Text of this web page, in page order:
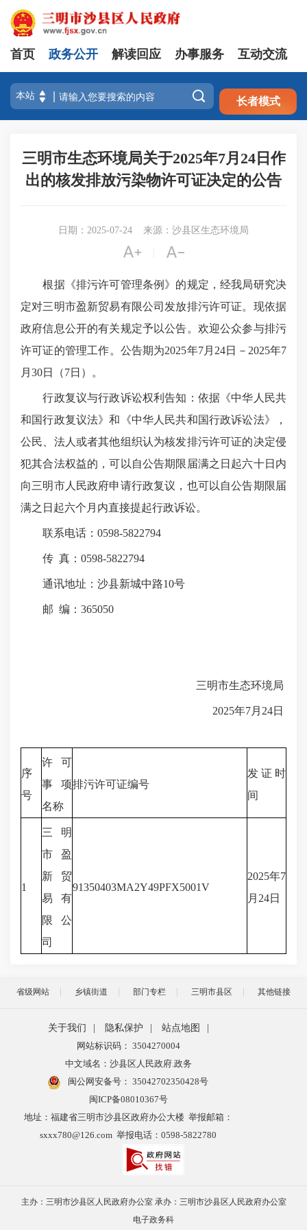
注册 登录
首页 政务公开 解读回应 办事服务 互动交流
 长者模式
三明市生态环境局关于2025年7月24日作
出的核发排放污染物许可证决定的公告
日期：2025-07-24 来源：沙县区生态环境局
 
根据《排污许可管理条例》的规定，经我局研究决
定对三明市盈新贸易有限公司发放排污许可证。现依据
政府信息公开的有关规定予以公告。欢迎公众参与排污
许可证的管理工作。公告期为2025年7月24日－2025年7
月30日（7日）。
行政复议与行政诉讼权利告知：依据《中华人民共
和国行政复议法》和《中华人民共和国行政诉讼法》，
公民、法人或者其他组织认为核发排污许可证的决定侵
犯其合法权益的，可以自公告期限届满之日起六十日内
向三明市人民政府申请行政复议，也可以自公告期限届
满之日起六个月内直接提起行政诉讼。
联系电话：0598-5822794
传 真：0598-5822794
通讯地址：沙县新城中路10号
邮 编：365050
三明市生态环境局
2025年7月24日
序
号
许可
事项
名称
排污许可证编号
发证时
间
1
三明
市盈
新贸
易有
限公
司
91350403MA2Y49PFX5001V
2025年7
月24日
省级网站 乡镇街道 部门专栏 三明市县区 其他链接
关于我们 隐私保护 站点地图
网站标识码： 3504270004
中文域名：沙县区人民政府.政务
闽公网安备号： 35042702350428号
闽ICP备08010367号
地址：福建省三明市沙县区政府办公大楼 举报邮箱：
sxxx780@126.com 举报电话：0598-5822780
主办：三明市沙县区人民政府办公室 承办：三明市沙县区人民政府办公室
电子政务科